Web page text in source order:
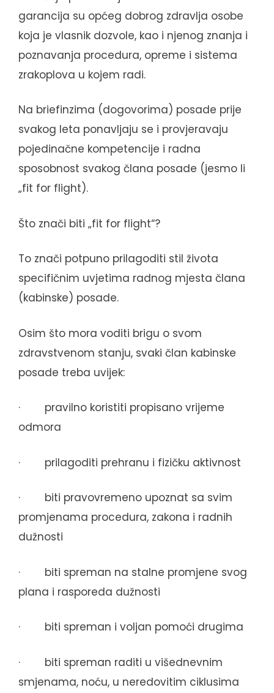
garancija su općeg dobrog zdravlja osobe
koja je vlasnik dozvole, kao i njenog znanja i
poznavanja procedura, opreme i sistema
zrakoplova u kojem radi.
Na briefinzima (dogovorima) posade prije
svakog leta ponavljaju se i provjeravaju
pojedinačne kompetencije i radna
sposobnost svakog člana posade (jesmo li
„fit for flight).
Što znači biti „fit for flight“?
To znači potpuno prilagoditi stil života
specifičnim uvjetima radnog mjesta člana
(kabinske) posade.
Osim što mora voditi brigu o svom
zdravstvenom stanju, svaki član kabinske
posade treba uvijek:
· pravilno koristiti propisano vrijeme
odmora
· prilagoditi prehranu i fizičku aktivnost
· biti pravovremeno upoznat sa svim
promjenama procedura, zakona i radnih
dužnosti
· biti spreman na stalne promjene svog
plana i rasporeda dužnosti
· biti spreman i voljan pomoći drugima
· biti spreman raditi u višednevnim
smjenama, noću, u neredovitim ciklusima